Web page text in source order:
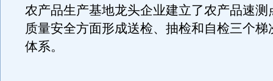
农产品生产基地龙头企业建立了农产品速测
质量安全方面形成送检、抽检和自检三个梯
体系。